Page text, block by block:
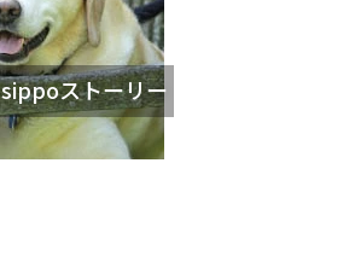
sippoストーリー